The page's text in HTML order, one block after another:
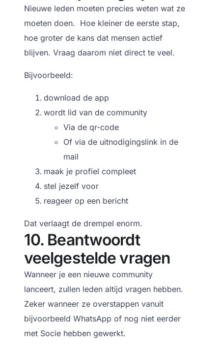
Nieuwe leden moeten precies weten wat ze
moeten doen. Hoe kleiner de eerste stap,
hoe groter de kans dat mensen actief
blijven. Vraag daarom niet direct te veel.
Bijvoorbeeld:
download de app
wordt lid van de community
Via de qr-code
Of via de uitnodigingslink in de
mail
maak je profiel compleet
stel jezelf voor
reageer op een bericht
Dat verlaagt de drempel enorm.
10. Beantwoordt
veelgestelde vragen
Wanneer je een nieuwe community
lanceert, zullen leden altijd vragen hebben.
Zeker wanneer ze overstappen vanuit
bijvoorbeeld WhatsApp of nog niet eerder
met Socie hebben gewerkt.